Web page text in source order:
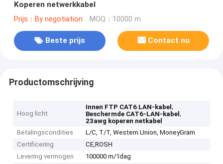
Koperen netwerkkabel
Prijs：By negotiation MOQ：10000 m
Beste prijs Contact nu
Productomschrijving
Hoog licht
Innen FTP CAT6 LAN-kabel,
Beschermde CAT6-LAN-kabel,
23awg koperen netkabel
Betalingscondities
L/C, T/T, Western Union, MoneyGram
Certificering
CE,ROSH
Levering vermogen
100000 m/1dag